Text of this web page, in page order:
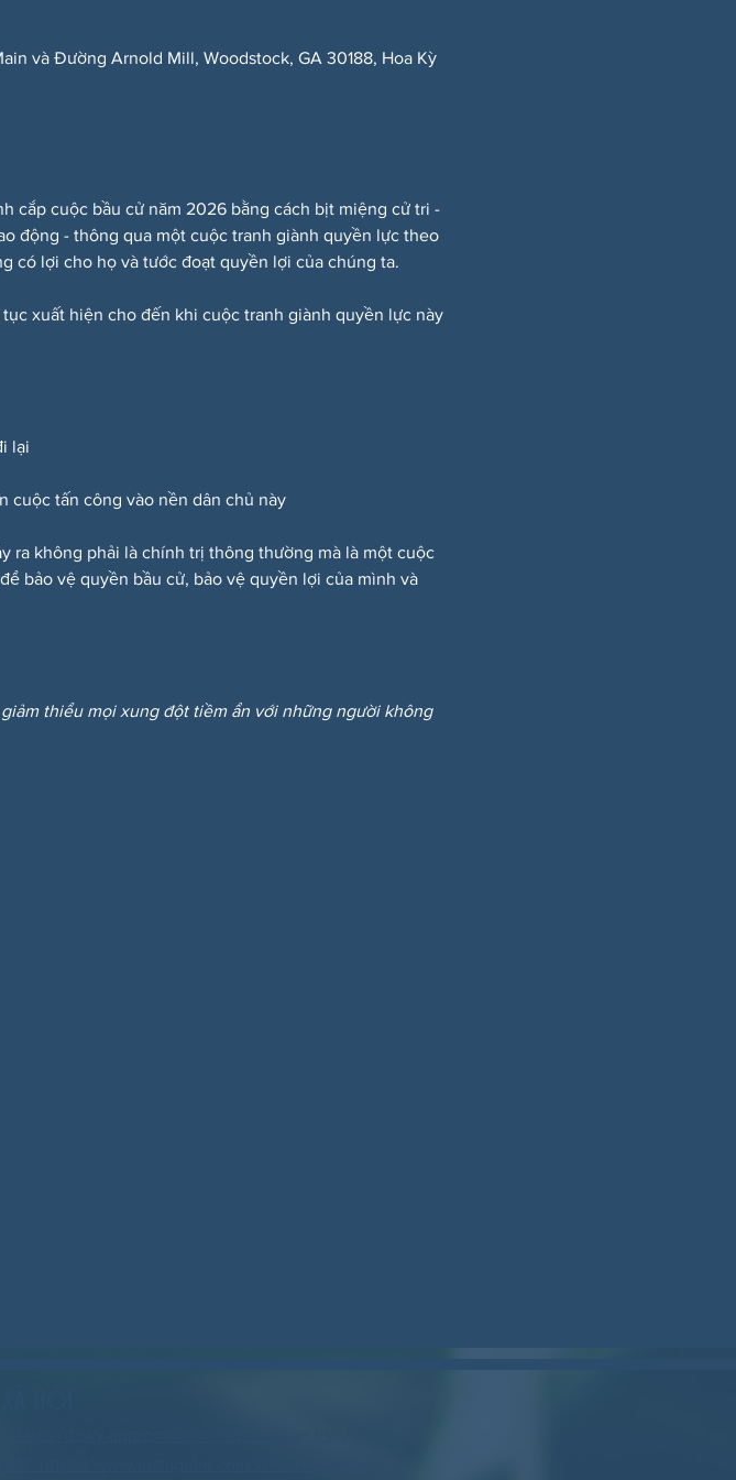
và Đường Arnold Mill, Woodstock, GA 30188, Hoa Kỳ
cắp cuộc bầu cử năm 2026 bằng cách bịt miệng cử tri -
động - thông qua một cuộc tranh giành quyền lực theo
có lợi cho họ và tước đoạt quyền lợi của chúng ta.
xuất hiện cho đến khi cuộc tranh giành quyền lực này
lại
cuộc tấn công vào nền dân chủ này
ra không phải là chính trị thông thường mà là một cuộc
bảo vệ quyền bầu cử, bảo vệ quyền lợi của mình và
thiểu mọi xung đột tiềm ẩn với những người không